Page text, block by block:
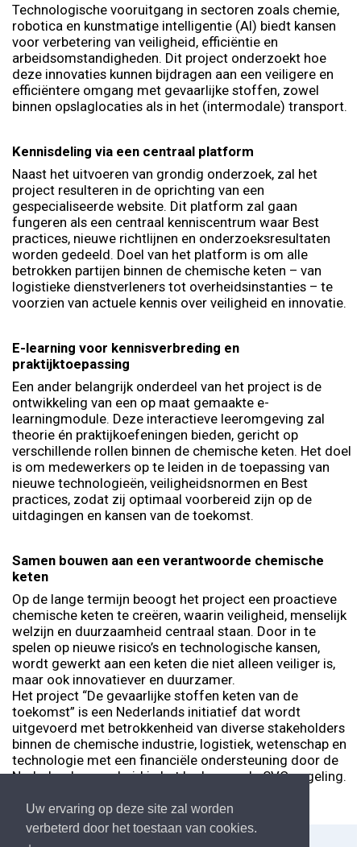
Uw ervaring op deze site zal worden
verbeterd door het toestaan van cookies.
Technologische vooruitgang in sectoren zoals chemie,
robotica en kunstmatige intelligentie (AI) biedt kansen
voor verbetering van veiligheid, efficiëntie en
arbeidsomstandigheden. Dit project onderzoekt hoe
deze innovaties kunnen bijdragen aan een veiligere en
efficiëntere omgang met gevaarlijke stoffen, zowel
binnen opslaglocaties als in het (intermodale) transport.
Kennisdeling via een centraal platform
Naast het uitvoeren van grondig onderzoek, zal het
project resulteren in de oprichting van een
gespecialiseerde website. Dit platform zal gaan
fungeren als een centraal kenniscentrum waar Best
practices, nieuwe richtlijnen en onderzoeksresultaten
worden gedeeld. Doel van het platform is om alle
betrokken partijen binnen de chemische keten – van
logistieke dienstverleners tot overheidsinstanties – te
voorzien van actuele kennis over veiligheid en innovatie.
E-learning voor kennisverbreding en
praktijktoepassing
Een ander belangrijk onderdeel van het project is de
ontwikkeling van een op maat gemaakte e-
learningmodule. Deze interactieve leeromgeving zal
theorie én praktijkoefeningen bieden, gericht op
verschillende rollen binnen de chemische keten. Het doel
is om medewerkers op te leiden in de toepassing van
nieuwe technologieën, veiligheidsnormen en Best
practices, zodat zij optimaal voorbereid zijn op de
uitdagingen en kansen van de toekomst.
Samen bouwen aan een verantwoorde chemische
keten
Op de lange termijn beoogt het project een proactieve
chemische keten te creëren, waarin veiligheid, menselijk
welzijn en duurzaamheid centraal staan. Door in te
spelen op nieuwe risico’s en technologische kansen,
wordt gewerkt aan een keten die niet alleen veiliger is,
maar ook innovatiever en duurzamer.
Het project “De gevaarlijke stoffen keten van de
toekomst” is een Nederlands initiatief dat wordt
uitgevoerd met betrokkenheid van diverse stakeholders
binnen de chemische industrie, logistiek, wetenschap en
technologie met een financiële ondersteuning door de
Nederlandse overheid in het kader van de SVO-regeling.